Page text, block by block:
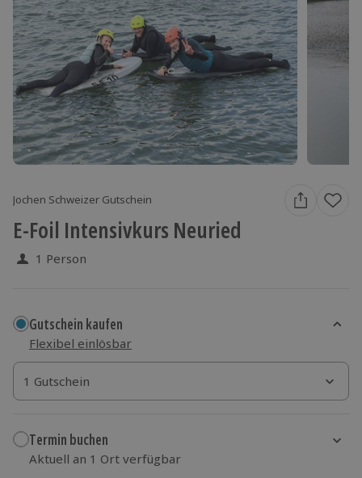
Jochen Schweizer Gutschein
E-Foil Intensivkurs Neuried
1 Person
Gutschein kaufen
Flexibel einlösbar
1 Gutschein
1 Gutschein
1 Gutschein
Termin buchen
Aktuell an 1 Ort verfügbar